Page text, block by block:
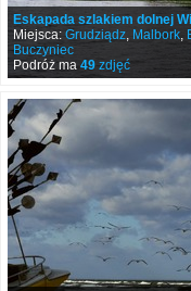
Eskapada szlakiem dolnej
Miejsca: Grudziądz, Malbork,
Buczyniec
Podróż ma 49 zdjęć